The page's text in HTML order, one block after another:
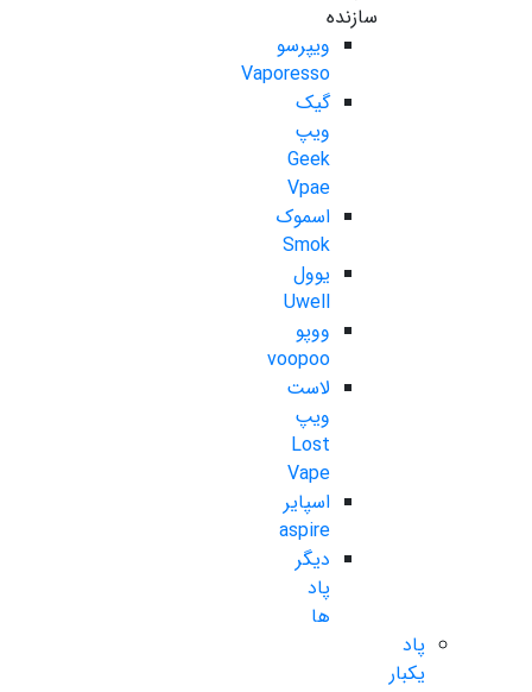
سازنده
ویپرسو
Vaporesso
گیک
ویپ
Geek
Vpae
اسموک
Smok
یوول
Uwell
ووپو
voopoo
لاست
ویپ
Lost
Vape
اسپایر
aspire
دیگر
پاد
ها
پاد
یکبار